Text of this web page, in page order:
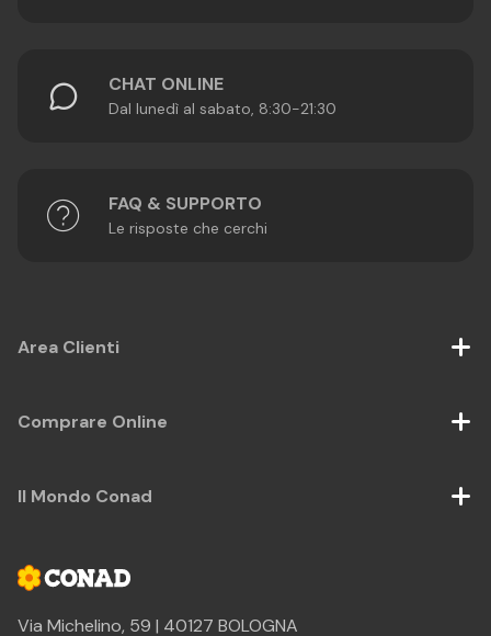
CHAT ONLINE
Dal lunedì al sabato, 8:30-21:30
FAQ & SUPPORTO
Le risposte che cerchi
Via Michelino, 59 | 40127 BOLOGNA
Area Clienti
Comprare Online
Il Mondo Conad